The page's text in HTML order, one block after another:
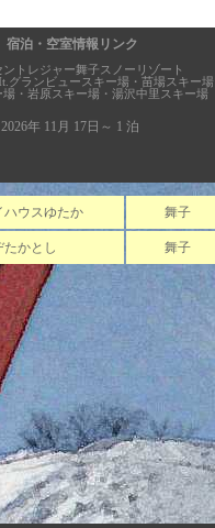
泊・空室情報リンク
トレジャー舞子スノーリゾート
グランビュースキー場・苗場スキー場
・岩原スキー場・湯沢中里スキー場
年 11月 17日～ 1 泊
ハウスゆたか 舞子
たかとし 舞子